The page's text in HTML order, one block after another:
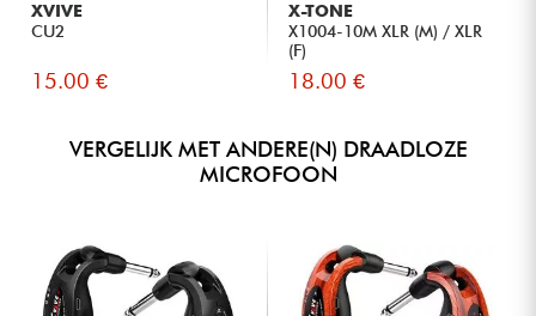
XVIVE
CU2
15.00 €
X-TONE
X1004-10M XLR (M) / XLR
(F)
18.00 €
VERGELIJK MET ANDERE(N) DRAADLOZE
MICROFOON